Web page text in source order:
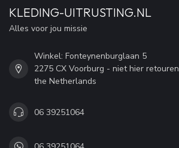
KLEDING-UITRUSTING.NL
Alles voor jou missie
Winkel: Fonteynenburglaan 5
2275 CX Voorburg - niet hier retouren
the Netherlands
06 39251064